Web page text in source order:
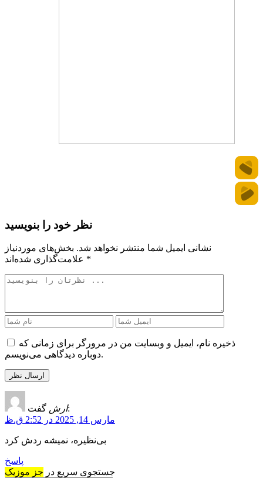
نظر خود را بنویسید
نشانی ایمیل شما منتشر نخواهد شد. بخش‌های موردنیاز
*
ذخیره نام، ایمیل و وبسایت من در مرورگر برای زمانی که
دوباره دیدگاهی می‌نویسم.
ارشگفت:
مارس 14, 2025 در 2:52 ق.ظ
بی‌نظیره، نمیشه ردش کرد
پاسخ
جستجوی سریع در جز موزیک